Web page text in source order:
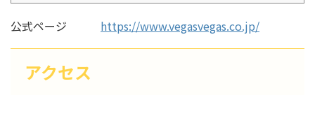
公式ページ https://www.vegasvegas.co.jp/
アクセス